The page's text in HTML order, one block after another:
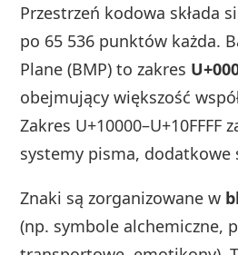
Przestrzeń kodowa składa
po 65 536 punktów każda.
Plane (BMP) to zakres
obejmujący większość
Zakres U+10000–U+10FFFF
systemy pisma,
Znaki są zorganizowane w
(np. symbole alchemiczne,